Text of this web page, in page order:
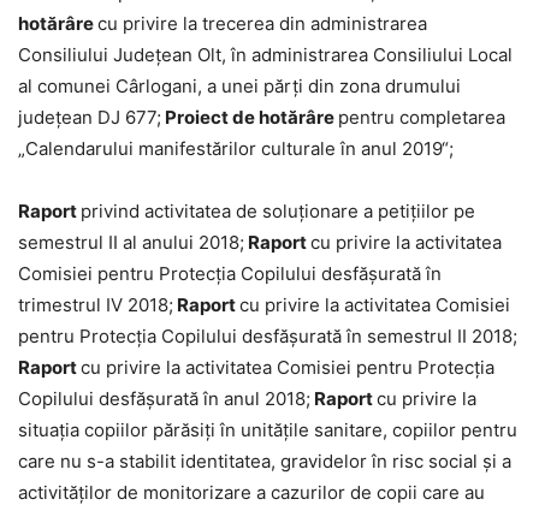
hotărârecu privire la trecerea din administrarea
Consiliului Județean Olt, în administrarea Consiliului Local
al comunei Cârlogani, a unei părți din zona drumului
județean DJ 677; Proiect de hotărâre pentru completarea
„Calendarului manifestărilor culturale în anul 2019“;
Raport privind activitatea de soluționare a petițiilor pe
semestrul II al anului 2018; Raportcu privire la activitatea
Comisiei pentru Protecția Copilului desfășurată în
trimestrul IV 2018; Raportcu privire la activitatea Comisiei
pentru Protecția Copilului desfășurată în semestrul II 2018;
Raportcu privire la activitatea Comisiei pentru Protecția
Copilului desfășurată în anul 2018; Raportcu privire la
situația copiilor părăsiți în unitățile sanitare, copiilor pentru
care nu s-a stabilit identitatea, gravidelor în risc social și a
activităților de monitorizare a cazurilor de copii care au